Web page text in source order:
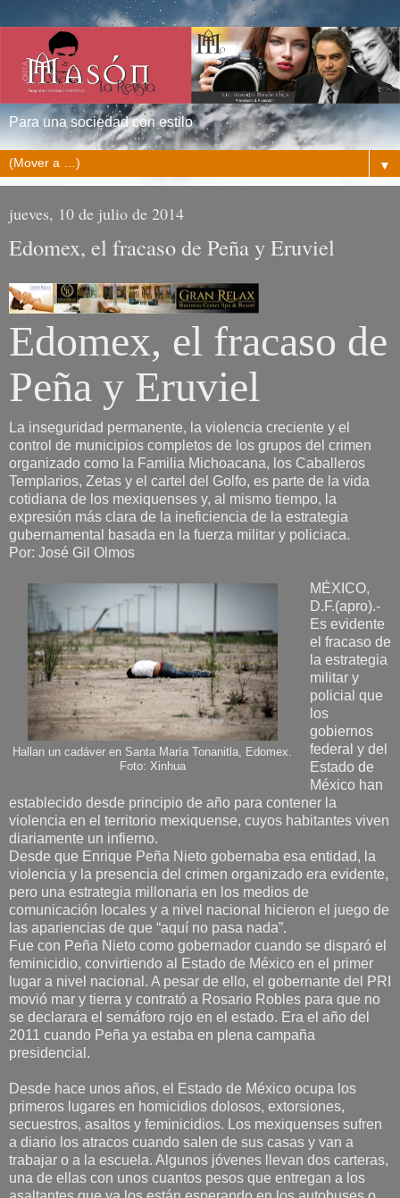
Para una sociedad con estilo
▼
jueves, 10 de julio de 2014
Edomex, el fracaso de Peña y Eruviel
Edomex, el fracaso de
Peña y Eruviel
La inseguridad permanente, la violencia creciente y el
control de municipios completos de los grupos del crimen
organizado como la Familia Michoacana, los Caballeros
Templarios, Zetas y el cartel del Golfo, es parte de la vida
cotidiana de los mexiquenses y, al mismo tiempo, la
expresión más clara de la ineficiencia de la estrategia
gubernamental basada en la fuerza militar y policiaca.
Por: José Gil Olmos
Hallan un cadáver en Santa María Tonanitla, Edomex.
Foto: Xinhua
MÉXICO,
D.F.(apro).-
Es evidente
el fracaso de
la estrategia
militar y
policial que
los
gobiernos
federal y del
Estado de
México han
establecido desde principio de año para contener la
violencia en el territorio mexiquense, cuyos habitantes viven
diariamente un infierno.
Desde que Enrique Peña Nieto gobernaba esa entidad, la
violencia y la presencia del crimen organizado era evidente,
pero una estrategia millonaria en los medios de
comunicación locales y a nivel nacional hicieron el juego de
las apariencias de que “aquí no pasa nada”.
Fue con Peña Nieto como gobernador cuando se disparó el
feminicidio, convirtiendo al Estado de México en el primer
lugar a nivel nacional. A pesar de ello, el gobernante del PRI
movió mar y tierra y contrató a Rosario Robles para que no
se declarara el semáforo rojo en el estado. Era el año del
2011 cuando Peña ya estaba en plena campaña
presidencial.
Desde hace unos años, el Estado de México ocupa los
primeros lugares en homicidios dolosos, extorsiones,
secuestros, asaltos y feminicidios. Los mexiquenses sufren
a diario los atracos cuando salen de sus casas y van a
trabajar o a la escuela. Algunos jóvenes llevan dos carteras,
una de ellas con unos cuantos pesos que entregan a los